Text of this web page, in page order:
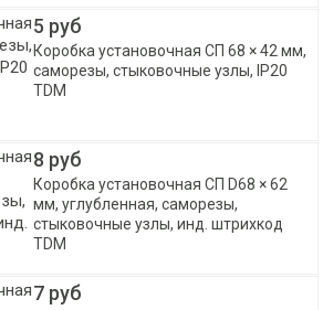
5 руб
Коробка установочная СП 68 × 42 мм,
саморезы, стыковочные узлы, IP20
TDM
8 руб
Коробка установочная СП D68 × 62
мм, углубленная, саморезы,
стыковочные узлы, инд. штрихкод
TDM
7 руб